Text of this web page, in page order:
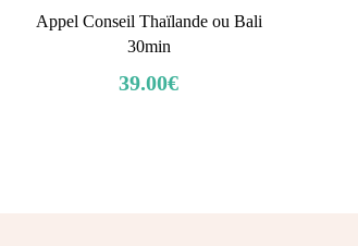
Appel Conseil Thaïlande ou Bali
30min
39.00€